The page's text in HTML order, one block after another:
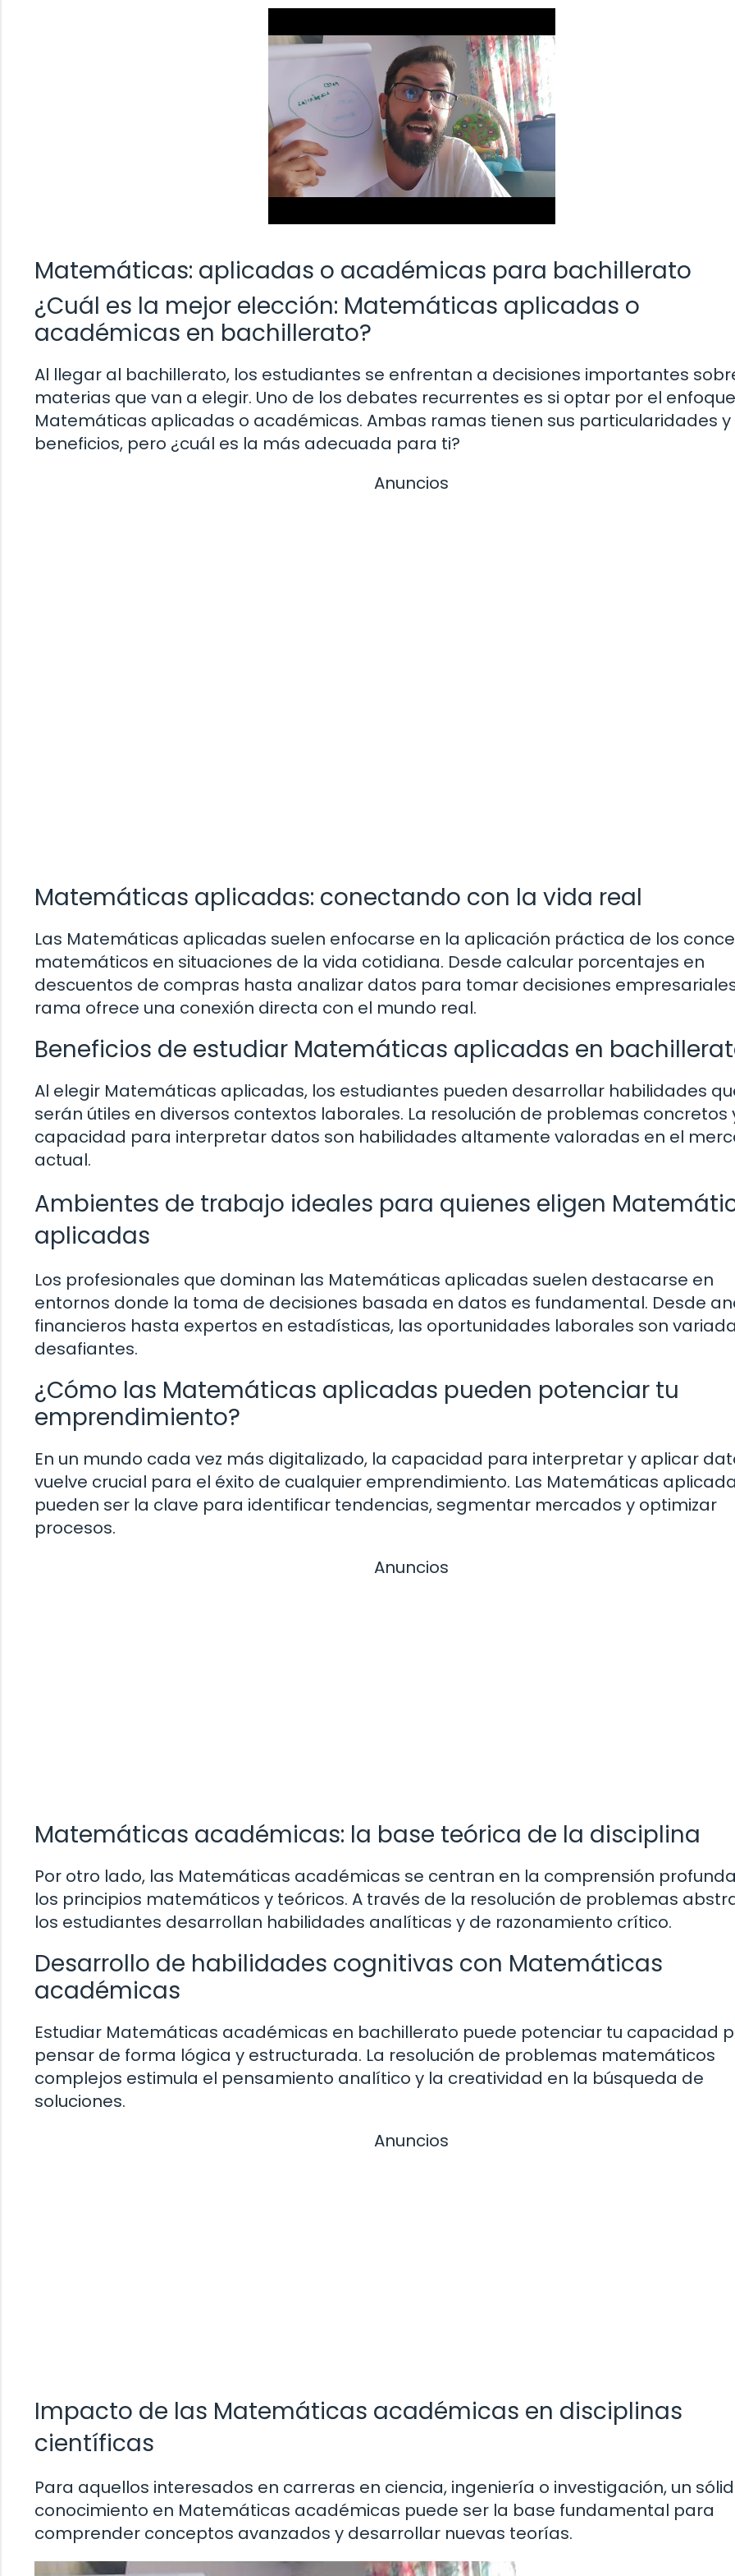
Matemáticas: aplicadas o académicas para bachillerato
¿Cuál es la mejor elección: Matemáticas aplicadas o
académicas en bachillerato?
Al llegar al bachillerato, los estudiantes se enfrentan a decisiones importantes
materias que van a elegir. Uno de los debates recurrentes es si optar por el
Matemáticas aplicadas o académicas. Ambas ramas tienen sus particularidades y
beneficios, pero ¿cuál es la más adecuada para ti?
Anuncios
Matemáticas aplicadas: conectando con la vida real
Las Matemáticas aplicadas suelen enfocarse en la aplicación práctica de los
matemáticos en situaciones de la vida cotidiana. Desde calcular porcentajes en
descuentos de compras hasta analizar datos para tomar decisiones
rama ofrece una conexión directa con el mundo real.
Beneficios de estudiar Matemáticas aplicadas en
Al elegir Matemáticas aplicadas, los estudiantes pueden desarrollar habilidades
serán útiles en diversos contextos laborales. La resolución de problemas concretos
capacidad para interpretar datos son habilidades altamente valoradas en el
actual.
Ambientes de trabajo ideales para quienes eligen
aplicadas
Los profesionales que dominan las Matemáticas aplicadas suelen destacarse en
entornos donde la toma de decisiones basada en datos es fundamental. Desde
financieros hasta expertos en estadísticas, las oportunidades laborales son
desafiantes.
¿Cómo las Matemáticas aplicadas pueden potenciar tu
emprendimiento?
En un mundo cada vez más digitalizado, la capacidad para interpretar y aplicar
vuelve crucial para el éxito de cualquier emprendimiento. Las Matemáticas
pueden ser la clave para identificar tendencias, segmentar mercados y optimizar
procesos.
Anuncios
Matemáticas académicas: la base teórica de la disciplina
Por otro lado, las Matemáticas académicas se centran en la comprensión
los principios matemáticos y teóricos. A través de la resolución de problemas
los estudiantes desarrollan habilidades analíticas y de razonamiento crítico.
Desarrollo de habilidades cognitivas con Matemáticas
académicas
Estudiar Matemáticas académicas en bachillerato puede potenciar tu capacidad
pensar de forma lógica y estructurada. La resolución de problemas matemáticos
complejos estimula el pensamiento analítico y la creatividad en la búsqueda de
soluciones.
Anuncios
Impacto de las Matemáticas académicas en disciplinas
científicas
Para aquellos interesados en carreras en ciencia, ingeniería o investigación, un
conocimiento en Matemáticas académicas puede ser la base fundamental para
comprender conceptos avanzados y desarrollar nuevas teorías.